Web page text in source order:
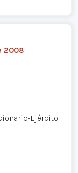
2008
Ejército